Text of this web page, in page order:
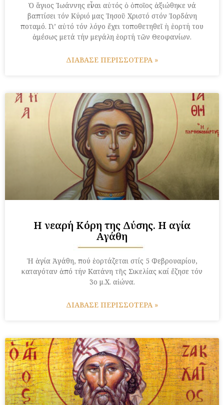
Ὁ ἅγιος Ἰωάννης εἶναι αὐτός ὁ ὁποῖος ἀξιώθηκε νά
βαπτίσει τόν Κύριό μας Ἰησοῦ Χριστό στόν Ἰορδάνη
ποταμό. Γι’ αὐτό τόν λόγο ἔχει τοποθετηθεῖ ἡ ἑορτή του
ἀμέσως μετά τήν μεγάλη ἑορτή τῶν Θεοφανίων.
ΔΙΑΒΑΣΕ ΠΕΡΙΣΣΟΤΕΡΑ »
Η νεαρή Κόρη της Δύσης. Η αγία
Αγάθη
Ἡ ἁγία Ἀγάθη, πού ἑορτάζεται στίς 5 Φεβρουαρίου,
καταγόταν ἀπό τήν Κατάνη τῆς Σικελίας καί ἔζησε τόν
3ο μ.Χ. αἰώνα.
ΔΙΑΒΑΣΕ ΠΕΡΙΣΣΟΤΕΡΑ »